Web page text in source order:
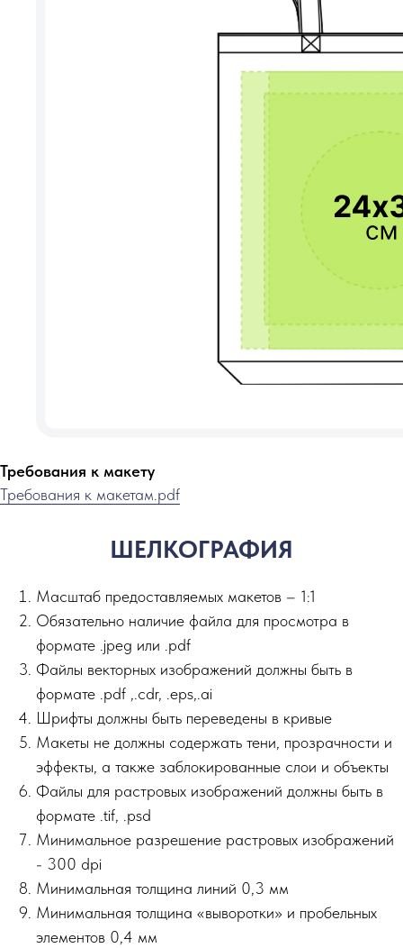
Требования к макету
Требования к макетам.pdf
ШЕЛКОГРАФИЯ
Масштаб предоставляемых макетов – 1:1
Обязательно наличие файла для просмотра в
формате .jpeg или .pdf
Файлы векторных изображений должны быть в
формате .pdf ,.сdr, .eps,.ai
Шрифты должны быть переведены в кривые
Макеты не должны содержать тени, прозрачности и
эффекты, а также заблокированные слои и объекты
Файлы для растровых изображений должны быть в
формате .tif, .psd
Минимальное разрешение растровых изображений
- 300 dpi
Минимальная толщина линий 0,3 мм
Минимальная толщина «выворотки» и пробельных
элементов 0,4 мм